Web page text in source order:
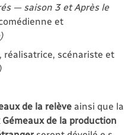
— saison 3 et Après le
comédienne et
, réalisatrice, scénariste et
de la relève ainsi que la
Gémeaux de la production